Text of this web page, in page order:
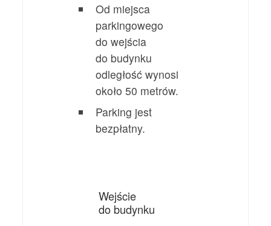
Od miejsca
parkingowego
do wejścia
do budynku
odległość wynosi
około 50 metrów.
Parking jest
bezpłatny.
Wejście
do budynku